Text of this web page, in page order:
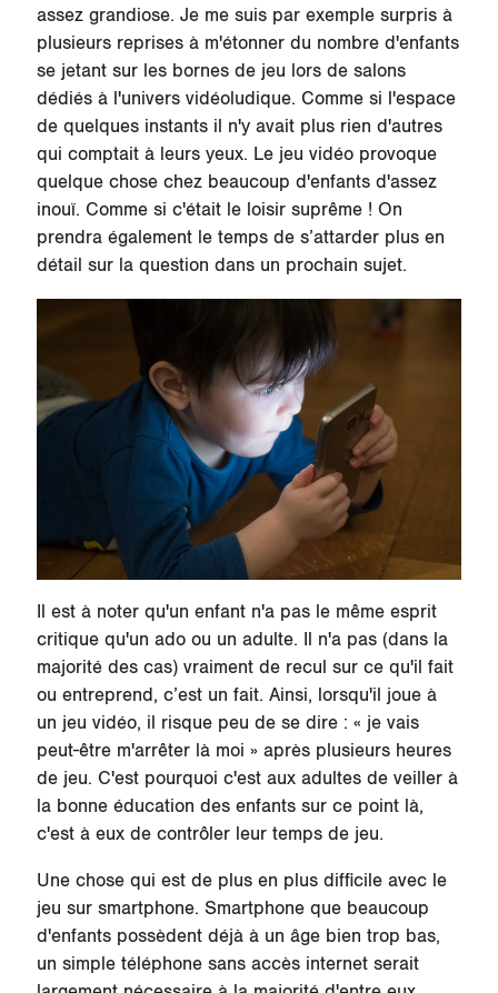
assez grandiose. Je me suis par exemple surpris à
plusieurs reprises à m'étonner du nombre d'enfants
se jetant sur les bornes de jeu lors de salons
dédiés à l'univers vidéoludique. Comme si l'espace
de quelques instants il n'y avait plus rien d'autres
qui comptait à leurs yeux. Le jeu vidéo provoque
quelque chose chez beaucoup d'enfants d'assez
inouï. Comme si c'était le loisir suprême ! On
prendra également le temps de s’attarder plus en
détail sur la question dans un prochain sujet.
Il est à noter qu'un enfant n'a pas le même esprit
critique qu'un ado ou un adulte. Il n'a pas (dans la
majorité des cas) vraiment de recul sur ce qu'il fait
ou entreprend, c’est un fait. Ainsi, lorsqu'il joue à
un jeu vidéo, il risque peu de se dire : « je vais
peut-être m'arrêter là moi » après plusieurs heures
de jeu. C'est pourquoi c'est aux adultes de veiller à
la bonne éducation des enfants sur ce point là,
c'est à eux de contrôler leur temps de jeu.
Une chose qui est de plus en plus difficile avec le
jeu sur smartphone. Smartphone que beaucoup
d'enfants possèdent déjà à un âge bien trop bas,
un simple téléphone sans accès internet serait